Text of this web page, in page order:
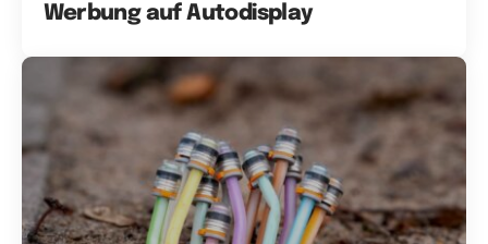
Werbung auf Autodisplay